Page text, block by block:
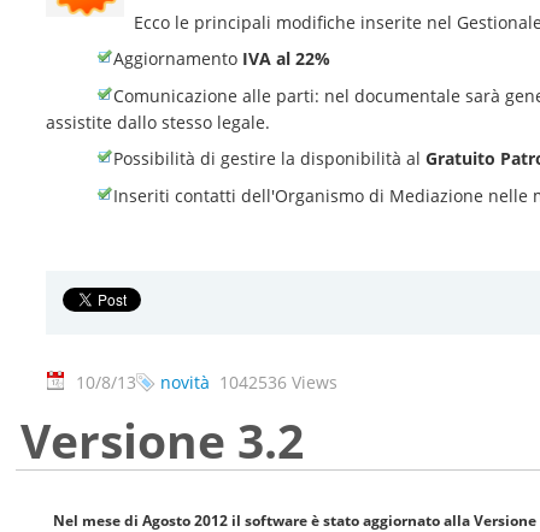
Ecco le principali modifiche inserite nel
Aggiornamento IVA al 22%
Comunicazione alle parti: nel documentale sarà
assistite dallo stesso legale.
Possibilità di gestire la disponibilità al Gratuito
Inseriti contatti dell'Organismo di Mediazione
10/8/13 novità 1042536 Views
Versione 3.2
Nel mese di Agosto 2012 il software è stato aggiornato allaVersione